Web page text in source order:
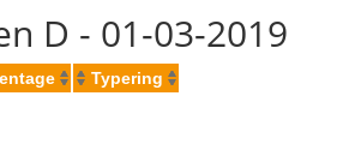
D - 01-03-2019
Typering